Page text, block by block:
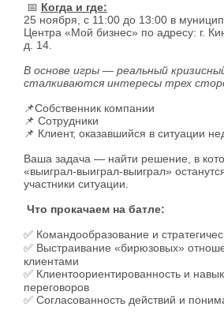
📅 Когда и где:
25 ноября, с 11:00 до 13:00 в
Центра «Мой бизнес» по адресу: г.
д. 14.
В основе игры — реальный
сталкиваются интересы трех
📌Собственник компании
📌 Сотрудники
📌 Клиент, оказавшийся в ситуации
Ваша задача — найти решение, в
«выиграл-выиграл-выиграл»
участники ситуации.
Что прокачаем на батле:
✅ Командообразование и
✅ Выстраивание «бирюзовых»
клиентами
✅ Клиентоориентированность и
переговоров
✅ Согласованность действий и